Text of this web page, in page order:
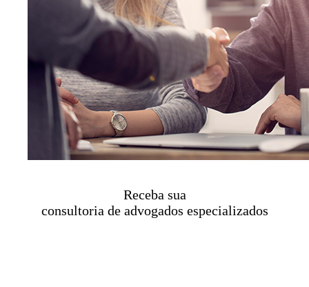
Receba sua
consultoria de advogados especializados